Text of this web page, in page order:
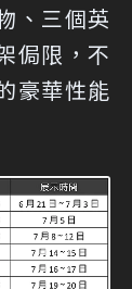
、三個英
侷限，不
豪華性能